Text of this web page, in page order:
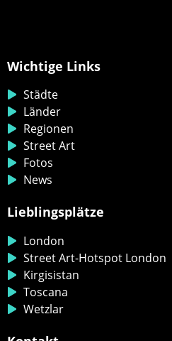
Wichtige Links
Städte
Länder
Regionen
Street Art
Fotos
News
Lieblingsplätze
London
Street Art-Hotspot London
Kirgisistan
Toscana
Wetzlar